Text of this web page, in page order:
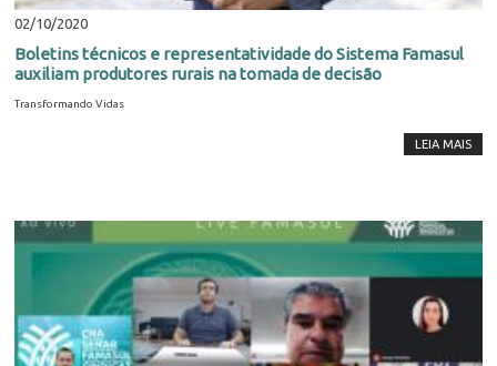
02/10/2020
Boletins técnicos e representatividade do Sistema Famasul
auxiliam produtores rurais na tomada de decisão
Transformando Vidas
LEIA MAIS